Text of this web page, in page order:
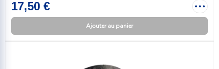
17,50 €
Ajouter au panier